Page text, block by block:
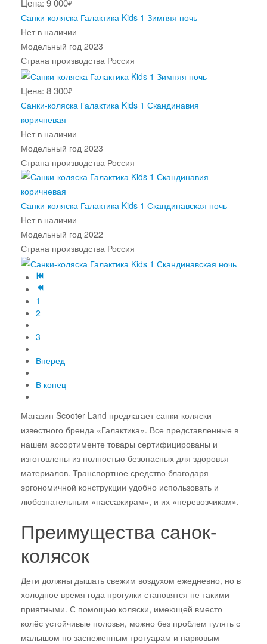
Цена: 9 000₽
Санки-коляска Галактика Kids 1 Зимняя ночь
Нет в наличии
Модельный год 2023
Страна производства Россия
Цена: 8 300₽
Санки-коляска Галактика Kids 1 Скандинавия
коричневая
Нет в наличии
Модельный год 2023
Страна производства Россия
Санки-коляска Галактика Kids 1 Скандинавская ночь
Нет в наличии
Модельный год 2022
Страна производства Россия
1
2
3
Вперед
В конец
Магазин Scooter Land предлагает санки-коляски
известного бренда «Галактика». Все представленные в
нашем ассортименте товары сертифицированы и
изготовлены из полностью безопасных для здоровья
материалов. Транспортное средство благодаря
эргономичной конструкции удобно использовать и
любознательным «пассажирам», и их «перевозчикам».
Преимущества санок-
колясок
Дети должны дышать свежим воздухом ежедневно, но в
холодное время года прогулки становятся не такими
приятными. С помощью коляски, имеющей вместо
колёс устойчивые полозья, можно без проблем гулять с
малышом по заснеженным тротуарам и парковым